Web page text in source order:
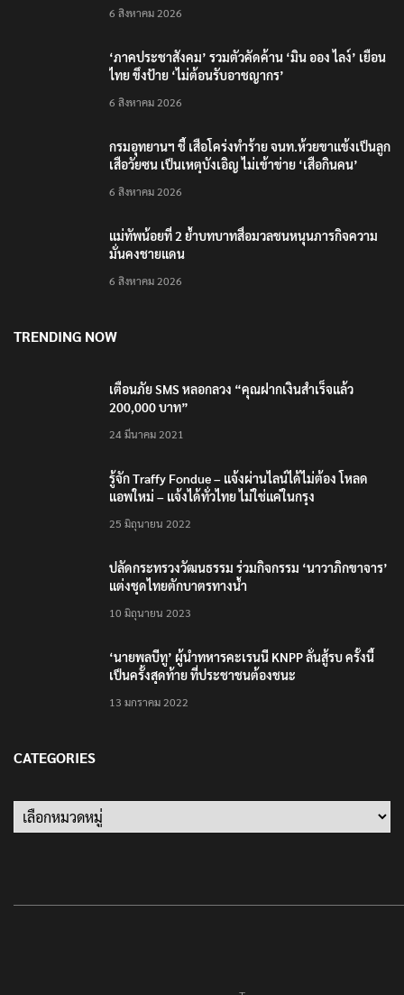
6 สิงหาคม 2026
‘ภาคประชาสังคม’ รวมตัวคัดค้าน ‘มิน ออง ไลง์’ เยือน
ไทย ขึงป้าย ‘ไม่ต้อนรับอาชญากร’
6 สิงหาคม 2026
กรมอุทยานฯ ชี้ เสือโคร่งทำร้าย จนท.ห้วยขาแข้งเป็นลูก
เสือวัยซน เป็นเหตุบังเอิญ ไม่เข้าข่าย ‘เสือกินคน’
6 สิงหาคม 2026
แม่ทัพน้อยที่ 2 ย้ำบทบาทสื่อมวลชนหนุนภารกิจความ
มั่นคงชายแดน
6 สิงหาคม 2026
TRENDING NOW
เตือนภัย SMS หลอกลวง “คุณฝากเงินสำเร็จแล้ว
200,000 บาท”
24 มีนาคม 2021
รู้จัก Traffy Fondue – แจ้งผ่านไลน์ได้ไม่ต้อง โหลด
แอพใหม่ – แจ้งได้ทั่วไทย ไม่ใช่แค่ในกรุง
25 มิถุนายน 2022
ปลัดกระทรวงวัฒนธรรม ร่วมกิจกรรม ‘นาวาภิกขาจาร’
แต่งชุดไทยตักบาตรทางน้ำ
10 มิถุนายน 2023
‘นายพลบีทู’ ผู้นำทหารคะเรนนี KNPP ลั่นสู้รบ ครั้งนี้
เป็นครั้งสุดท้าย ที่ประชาชนต้องชนะ
13 มกราคม 2022
CATEGORIES
Categories